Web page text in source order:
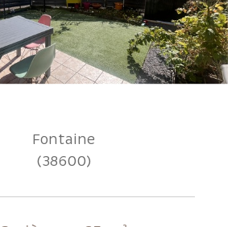
Fontaine
(38600)